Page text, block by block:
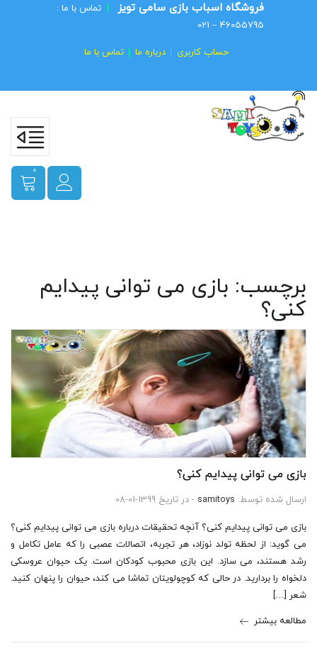
فروشگاه اسباب بازی سامی تویز | تماس با ما :
46055795 – 021
حساب کاربری درباره ما تماس با ما
0
برچسب: بازی می توانی پیدایم
کنی؟
بازی می توانی پیدایم کنی؟
ارسال شده توسط: samitoys - در تاریخ 1399-01-08
بازی می توانی پیدایم کنی؟ آنچه تحقیقات درباره بازی می توانی پیدایم کنی؟
می گوید: از لحظه تولد نوزاد، هر تجربه، اتصالات عصبی را که عامل تکامل و
رشد هستند، می سازد. این بازی محبوب کودکان است. یک حیوان عروسکی
دلخواه را بردارید. در حالی که کوچولویتان تماشا می کند، حیوان را پنهان کنید.
شعر […]
مطالعه بیشتر